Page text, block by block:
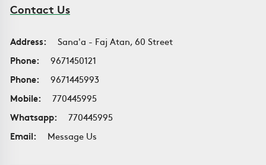
Contact Us
Address:
Sana'a - Faj Atan, 60 Street
Phone:
9671450121
Phone:
9671445993
Mobile:
770445995
Whatsapp:
770445995
Email:
Message Us